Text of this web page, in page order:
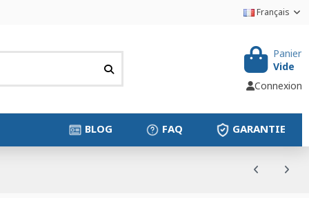
Français
Panier
Vide
Connexion
GARANTIE
FAQ
BLOG